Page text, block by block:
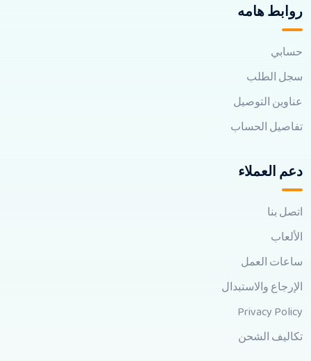
روابط هامه
حسابي
سجل الطلب
عناوين التوصيل
تفاصيل الحساب
دعم العملاء
اتصل بنا
الألعاب
ساعات العمل
الإرجاع والاستبدال
Privacy Policy
تكاليف الشحن